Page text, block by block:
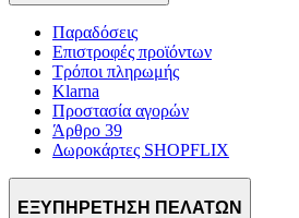
Παραδόσεις
Επιστροφές προϊόντων
Τρόποι πληρωμής
Klarna
Προστασία αγορών
Άρθρο 39
Δωροκάρτες SHOPFLIX
ΕΞΥΠΗΡΕΤΗΣΗ ΠΕΛΑΤΩΝ